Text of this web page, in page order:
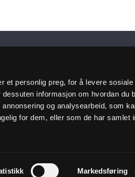
et personlig preg, for å levere sosiale
informasjon om hvordan du
og analysearbeid, som
for dem, eller som de har samlet
Markedsføring